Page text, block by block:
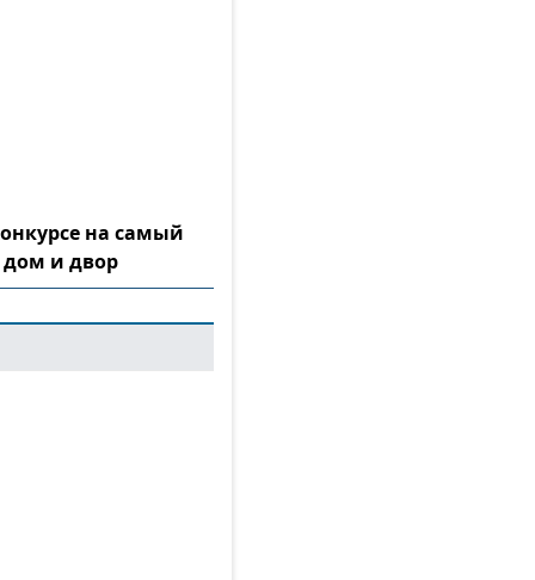
на самый
и двор